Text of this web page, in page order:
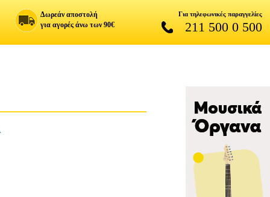
Δωρεάν αποστολή
για αγορές άνω των 90€
Για τηλεφωνικές παραγγελίες
211 500 0 500